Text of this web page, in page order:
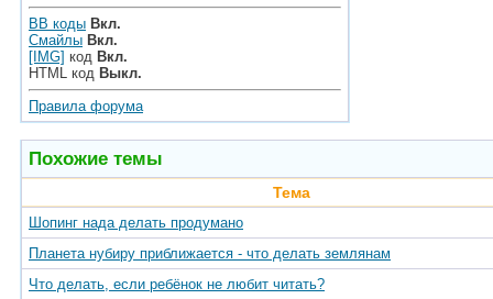
BB коды Вкл.
Смайлы Вкл.
[IMG] код Вкл.
HTML код Выкл.
Правила форума
Похожие темы
Тема
Шопинг нада делать продумано
Планета нубиру приближается - что делать землянам
Что делать, если ребёнок не любит читать?